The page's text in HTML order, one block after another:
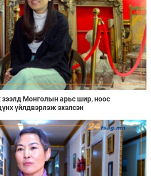
зээлд Монголын арьс шир, ноос
үйлдвэрлэж эхэлсэн